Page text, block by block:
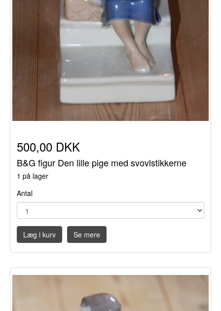
500,00 DKK
B&G figur Den lille pige med svovlstikkerne
1 på lager
Antal
Læg i kurv Se mere